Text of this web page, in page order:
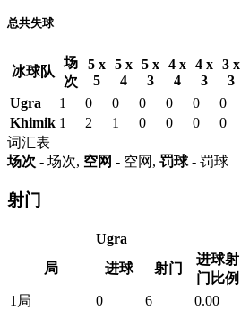
总共失球
冰球队
场
次
5 x
5
5 x
4
5 x
3
4 x
4
4 x
3
3 x
3
Ugra
1 0 0 0 0 0 0
Khimik 1 2 1 0 0 0 0
词汇表
场次 - 场次, 空网 - 空网, 罚球- 罚球
射门
Ugra
局
进球 射门
进球射
门比例
1局
0 6 0.00